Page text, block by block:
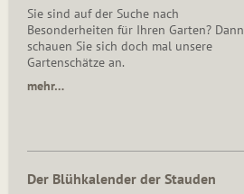
Sie sind auf der Suche nach
Besonderheiten für Ihren Garten? Dann
schauen Sie sich doch mal unsere
Gartenschätze an.
mehr…
Der Blühkalender der Stauden